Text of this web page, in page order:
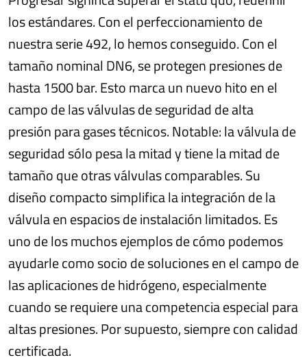
los estándares. Con el perfeccionamiento de
nuestra serie 492, lo hemos conseguido. Con el
tamaño nominal DN6, se protegen presiones de
hasta 1500 bar. Esto marca un nuevo hito en el
campo de las válvulas de seguridad de alta
presión para gases técnicos. Notable: la válvula de
seguridad sólo pesa la mitad y tiene la mitad de
tamaño que otras válvulas comparables. Su
diseño compacto simplifica la integración de la
válvula en espacios de instalación limitados. Es
uno de los muchos ejemplos de cómo podemos
ayudarle como socio de soluciones en el campo de
las aplicaciones de hidrógeno, especialmente
cuando se requiere una competencia especial para
altas presiones. Por supuesto, siempre con calidad
certificada.